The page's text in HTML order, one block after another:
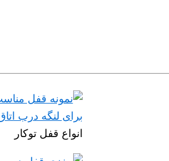
انواع قفل توکار